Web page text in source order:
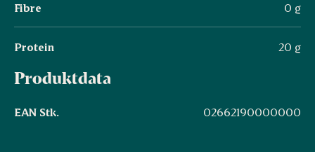
Fibre 0 g
Protein 20 g
Produktdata
EAN Stk. 02662190000000